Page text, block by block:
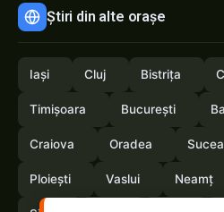
Știri din alte orașe
Iași Cluj Bistrița
Timișoara București
Craiova Oradea
Ploiești Vaslui Neamț